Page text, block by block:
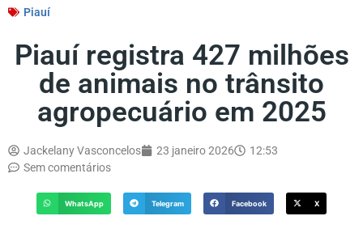
Piauí
Piauí registra 427 milhões
de animais no trânsito
agropecuário em 2025
Jackelany Vasconcelos 23 janeiro 2026
12:53
Sem comentários
WhatsApp Telegram Facebook X